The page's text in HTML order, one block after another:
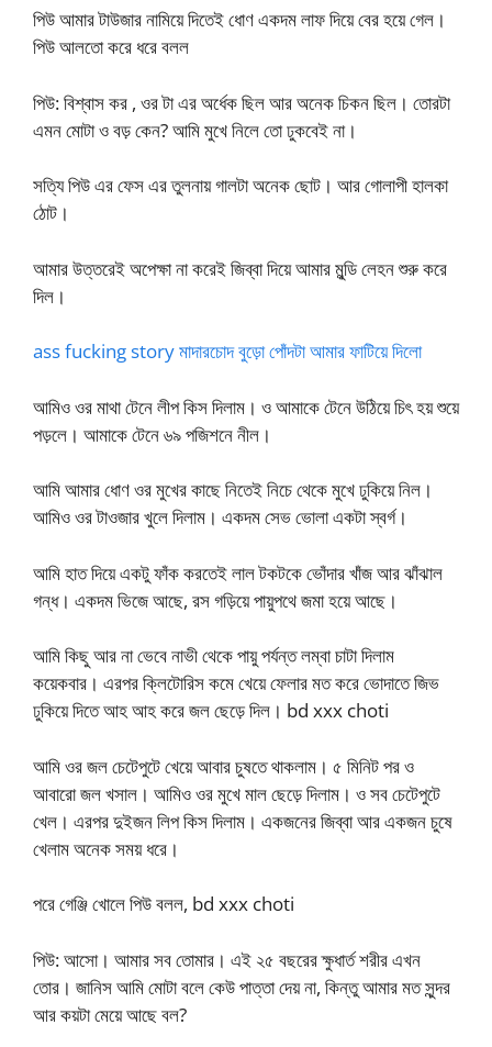
পিউ আমার টাউজার নামিয়ে দিতেই ধোণ একদম লাফ দিয়ে বের হয়ে গেল।
পিউ আলতো করে ধরে বলল
পিউ: বিশ্বাস কর , ওর টা এর অর্ধেক ছিল আর অনেক চিকন ছিল। তোরটা
এমন মোটা ও বড় কেন? আমি মুখে নিলে তো ঢুকবেই না।
সত্যি পিউ এর ফেস এর তুলনায় গালটা অনেক ছোট। আর গোলাপী হালকা
ঠোট।
আমার উত্তরেই অপেক্ষা না করেই জিব্বা দিয়ে আমার মুন্ডি লেহন শুরু করে
দিল।
ass fucking story মাদারচোদ বুড়ো পোঁদটা আমার ফাটিয়ে দিলো
আমিও ওর মাথা টেনে লীপ কিস দিলাম। ও আমাকে টেনে উঠিয়ে চিৎ হয় শুয়ে
পড়লে। আমাকে টেনে ৬৯ পজিশনে নীল।
আমি আমার ধোণ ওর মুখের কাছে নিতেই নিচে থেকে মুখে ঢুকিয়ে নিল।
আমিও ওর টাওজার খুলে দিলাম। একদম সেভ ভোলা একটা স্বর্গ।
আমি হাত দিয়ে একটু ফাঁক করতেই লাল টকটকে ভোঁদার খাঁজ আর ঝাঁঝাল
গন্ধ। একদম ভিজে আছে, রস গড়িয়ে পায়ুপথে জমা হয়ে আছে।
আমি কিছু আর না ভেবে নাভী থেকে পায়ু পর্যন্ত লম্বা চাটা দিলাম
কয়েকবার। এরপর ক্লিটোরিস কমে খেয়ে ফেলার মত করে ভোদাতে জিভ
ঢুকিয়ে দিতে আহ আহ করে জল ছেড়ে দিল। bd xxx choti
আমি ওর জল চেটেপুটে খেয়ে আবার চুষতে থাকলাম। ৫ মিনিট পর ও
আবারো জল খসাল। আমিও ওর মুখে মাল ছেড়ে দিলাম। ও সব চেটেপুটে
খেল। এরপর দুইজন লিপ কিস দিলাম। একজনের জিব্বা আর একজন চুষে
খেলাম অনেক সময় ধরে।
পরে গেঞ্জি খোলে পিউ বলল, bd xxx choti
পিউ: আসো। আমার সব তোমার। এই ২৫ বছরের ক্ষুধার্ত শরীর এখন
তোর। জানিস আমি মোটা বলে কেউ পাত্তা দেয় না, কিন্তু আমার মত সুন্দর
আর কয়টা মেয়ে আছে বল?